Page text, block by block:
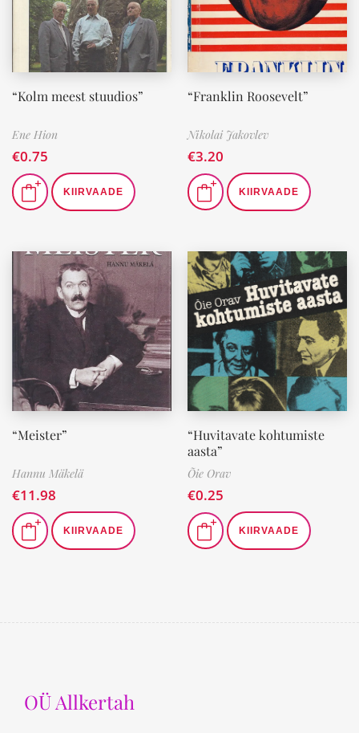
“Kolm meest stuudios”
Ene Hion
€0.75
KIIRVAADE
“Franklin Roosevelt”
Nikolai Jakovlev
€3.20
KIIRVAADE
“Meister”
Hannu Mäkelä
€11.98
KIIRVAADE
“Huvitavate kohtumiste
aasta”
Õie Orav
€0.25
KIIRVAADE
OÜ Allkertah